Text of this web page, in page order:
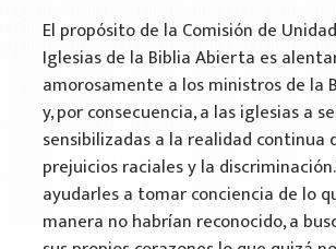
Mission Venture Plan
El propósito de la Comisión de
Iglesias de la Biblia Abierta es
amorosamente a los ministros de la
y, por consecuencia, a las iglesias a
sensibilizadas a la realidad continua
prejuicios raciales y la
ayudarles a tomar conciencia de lo
manera no habrían reconocido, a